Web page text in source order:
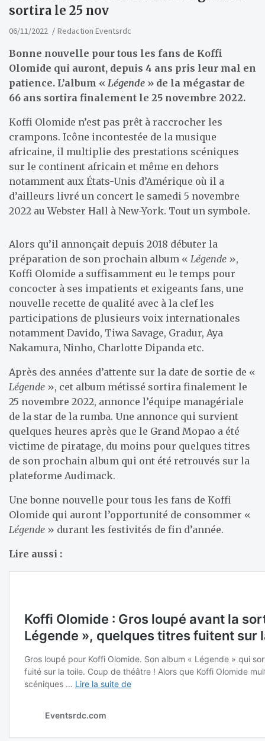
sortira le 25 nov
06/11/2022 Redaction Eventsrdc
Bonne nouvelle pour tous les fans de Koffi
Olomide qui auront, depuis 4 ans pris leur mal en
patience. L’album « Légende » de la mégastar de
66 ans sortira finalement le 25 novembre 2022.
Koffi Olomide n’est pas prêt à raccrocher les
crampons. Icône incontestée de la musique
africaine, il multiplie des prestations scéniques
sur le continent africain et même en dehors
notamment aux États-Unis d’Amérique où il a
d’ailleurs livré un concert le samedi 5 novembre
2022 au Webster Hall à New-York. Tout un symbole.
Alors qu’il annonçait depuis 2018 débuter la
préparation de son prochain album « Légende »,
Koffi Olomide a suffisamment eu le temps pour
concocter à ses impatients et exigeants fans, une
nouvelle recette de qualité avec à la clef les
participations de plusieurs voix internationales
notamment Davido, Tiwa Savage, Gradur, Aya
Nakamura, Ninho, Charlotte Dipanda etc.
Après des années d’attente sur la date de sortie de «
Légende », cet album métissé sortira finalement le
25 novembre 2022, annonce l’équipe managériale
de la star de la rumba. Une annonce qui survient
quelques heures après que le Grand Mopao a été
victime de piratage, du moins pour quelques titres
de son prochain album qui ont été retrouvés sur la
plateforme Audimack.
Une bonne nouvelle pour tous les fans de Koffi
Olomide qui auront l’opportunité de consommer «
Légende » durant les festivités de fin d’année.
Lire aussi :